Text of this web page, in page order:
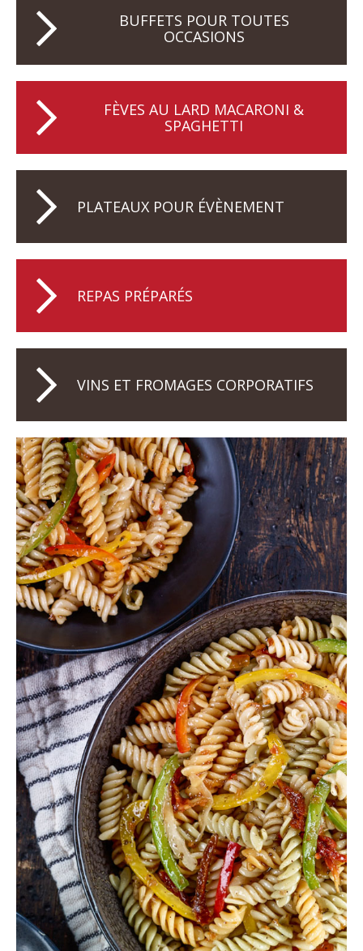
BUFFETS POUR TOUTES
OCCASIONS
FÈVES AU LARD MACARONI &
SPAGHETTI
PLATEAUX POUR ÉVÈNEMENT
REPAS PRÉPARÉS
VINS ET FROMAGES CORPORATIFS